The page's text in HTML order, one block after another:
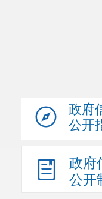
政府
公开
政府
公开